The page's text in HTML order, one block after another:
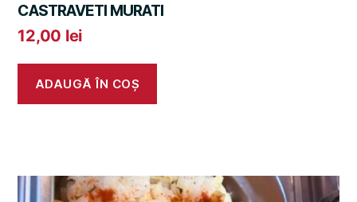
CASTRAVETI MURATI
12,00 lei
ADAUGĂ ÎN COȘ